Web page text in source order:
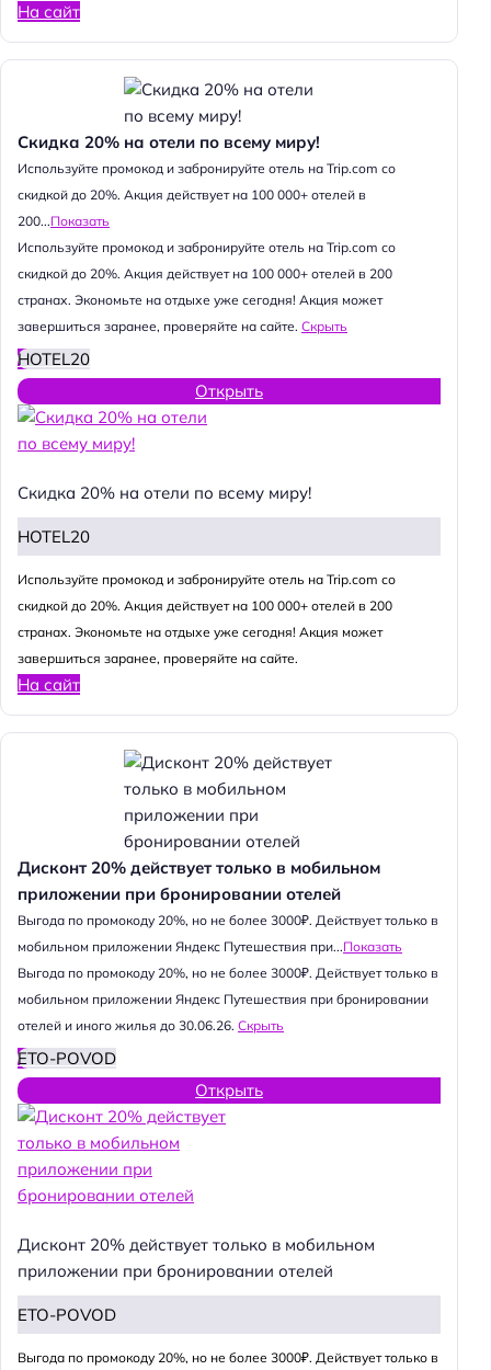
На сайт
Скидка 20% на отели по всему миру!
Используйте промокод и забронируйте отель на Trip.com со
скидкой до 20%. Акция действует на 100 000+ отелей в
200...Показать
Используйте промокод и забронируйте отель на Trip.com со
скидкой до 20%. Акция действует на 100 000+ отелей в 200
странах. Экономьте на отдыхе уже сегодня! Акция может
завершиться заранее, проверяйте на сайте. Скрыть
HOTEL20
Открыть
Скидка 20% на отели по всему миру!
HOTEL20
Используйте промокод и забронируйте отель на Trip.com со
скидкой до 20%. Акция действует на 100 000+ отелей в 200
странах. Экономьте на отдыхе уже сегодня! Акция может
завершиться заранее, проверяйте на сайте.
На сайт
Дисконт 20% действует только в мобильном
приложении при бронировании отелей
Выгода по промокоду 20%, но не более 3000₽. Действует только в
мобильном приложении Яндекс Путешествия при...Показать
Выгода по промокоду 20%, но не более 3000₽. Действует только в
мобильном приложении Яндекс Путешествия при бронировании
отелей и иного жилья до 30.06.26. Скрыть
ETO-POVOD
Открыть
Дисконт 20% действует только в мобильном
приложении при бронировании отелей
ETO-POVOD
Выгода по промокоду 20%, но не более 3000₽. Действует только в